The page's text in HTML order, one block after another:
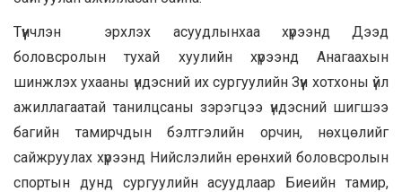
Түүнчлэн эрхлэх асуудлынхаа хүрээнд Дээд
боловсролын тухай хуулийн хүрээнд Анагаахын
шинжлэх ухааны үндэсний их сургуулийн Зүүн хотхоны үйл
ажиллагаатай танилцсаны зэрэгцээ үндэсний шигшээ
багийн тамирчдын бэлтгэлийн орчин, нөхцөлийг
сайжруулах хүрээнд Нийслэлийн ерөнхий боловсролын
спортын дунд сургуулийн асуудлаар Биеийн тамир,